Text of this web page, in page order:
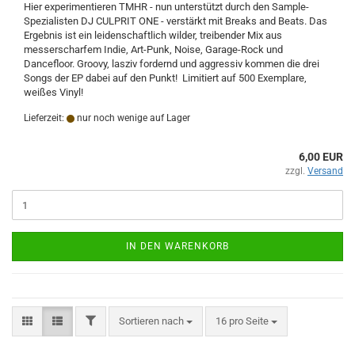
Hier experimentieren TMHR - nun unterstützt durch den Sample-
Spezialisten DJ CULPRIT ONE - verstärkt mit Breaks and Beats. Das
Ergebnis ist ein leidenschaftlich wilder, treibender Mix aus
messerscharfem Indie, Art-Punk, Noise, Garage-Rock und
Dancefloor. Groovy, lasziv fordernd und aggressiv kommen die drei
Songs der EP dabei auf den Punkt! Limitiert auf 500 Exemplare,
weißes Vinyl!
Lieferzeit: nur noch wenige auf Lager
6,00 EUR
zzgl. Versand
IN DEN WARENKORB
FILTERSortieren nach
Sortieren nach 16 pro Seite
pro Seite